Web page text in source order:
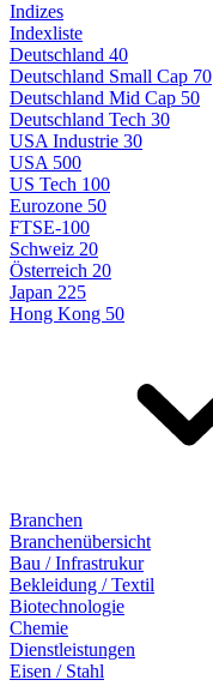
Indizes
Indexliste
Deutschland 40
Deutschland Small Cap 70
Deutschland Mid Cap 50
Deutschland Tech 30
USA Industrie 30
USA 500
US Tech 100
Eurozone 50
FTSE-100
Schweiz 20
Österreich 20
Japan 225
Hong Kong 50
Branchen
Branchenübersicht
Bau / Infrastrukur
Bekleidung / Textil
Biotechnologie
Chemie
Dienstleistungen
Eisen / Stahl